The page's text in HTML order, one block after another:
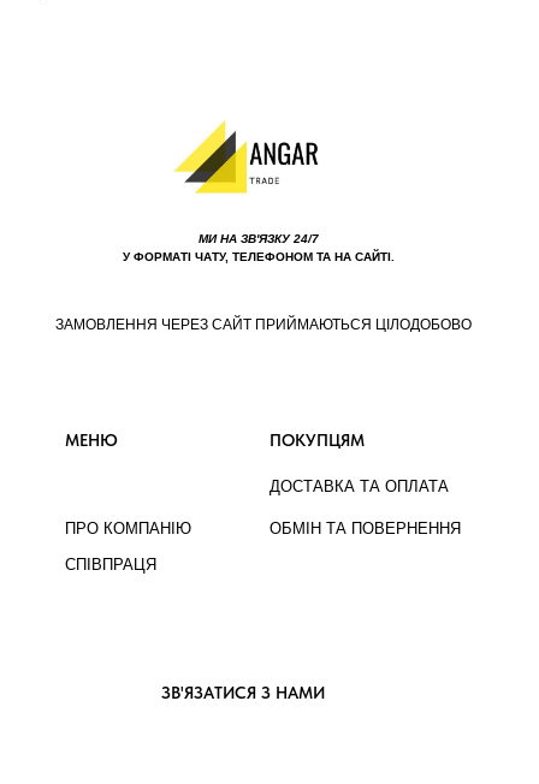
ПРО КОМПАНІЮ
СПІВПРАЦЯ
ДОСТАВКА ТА ОПЛАТА
ОБМІН ТА ПОВЕРНЕННЯ
ПОКУПЦЯМ
МИ НА ЗВ'ЯЗКУ 24/7
У ФОРМАТІ ЧАТУ, ТЕЛЕФОНОМ ТА НА САЙТІ.
ЗВ'ЯЗАТИСЯ З НАМИ
МЕНЮ
ЗАМОВЛЕННЯ ЧЕРЕЗ САЙТ ПРИЙМАЮТЬСЯ ЦІЛОДОБОВО